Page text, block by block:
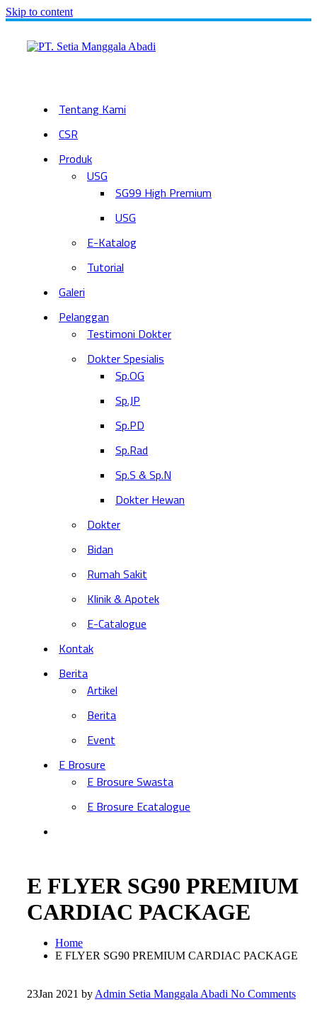
Skip to content
Tentang Kami
CSR
Produk
USG
SG99 High Premium
USG
E-Katalog
Tutorial
Galeri
Pelanggan
Testimoni Dokter
Dokter Spesialis
Sp.OG
Sp.JP
Sp.PD
Sp.Rad
Sp.S & Sp.N
Dokter Hewan
Dokter
Bidan
Rumah Sakit
Klinik & Apotek
E-Catalogue
Kontak
Berita
Artikel
Berita
Event
E Brosure
E Brosure Swasta
E Brosure Ecatalogue
E FLYER SG90 PREMIUM
CARDIAC PACKAGE
Home
E FLYER SG90 PREMIUM CARDIAC PACKAGE
23Jan 2021 by Admin Setia Manggala Abadi No Comments